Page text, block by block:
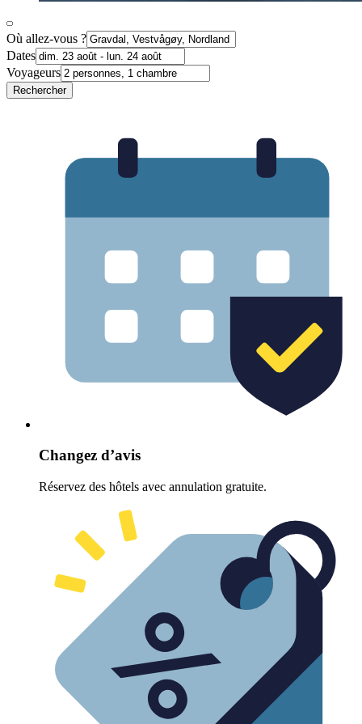
Où allez-vous ?
Dates
Voyageurs
Rechercher
Changez d’avis
Réservez des hôtels avec annulation gratuite.